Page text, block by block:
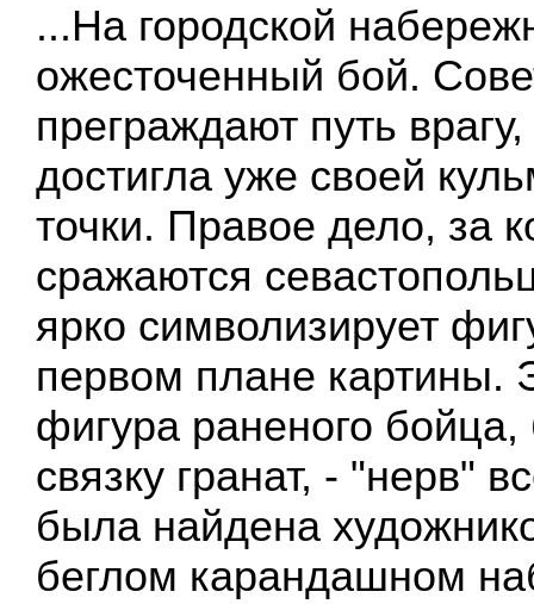
...На городской
ожесточенный бой.
преграждают путь
достигла уже своей
точки. Правое дело, за
сражаются
ярко символизирует
первом плане картины.
фигура раненого
связку гранат, - "нерв"
была найдена
беглом карандашном